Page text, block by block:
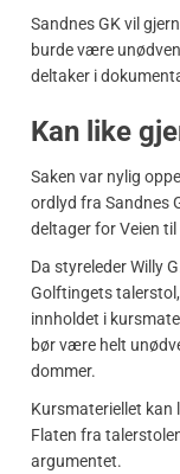
Sandnes GK vil
burde være
deltaker i
Kan like
Saken var nylig
ordlyd fra Sandnes
deltager for Veien
Da styreleder Willy
Golftingets
innholdet i
bør være helt
dommer.
Kursmateriellet kan
Flaten fra
argumentet.